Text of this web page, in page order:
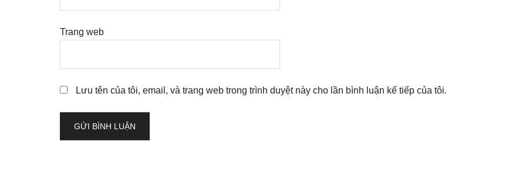
Trang web
Lưu tên của tôi, email, và trang web trong trình duyệt này cho lần bình luận kế tiếp của tôi.